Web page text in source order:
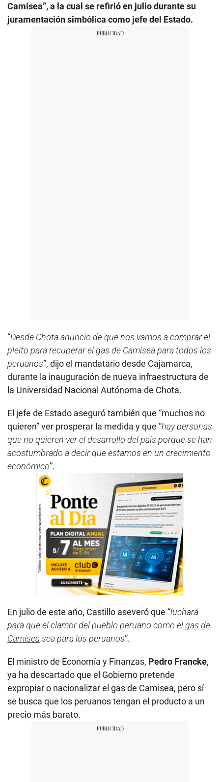
Camisea”, a la cual se refirió en julio durante su
juramentación simbólica como jefe del Estado.
“Desde Chota anuncio de que nos vamos a comprar el
pleito para recuperar el gas de Camisea para todos los
peruanos”, dijo el mandatario desde Cajamarca,
durante la inauguración de nueva infraestructura de
la Universidad Nacional Autónoma de Chota.
El jefe de Estado aseguró también que “muchos no
quieren” ver prosperar la medida y que “hay personas
que no quieren ver el desarrollo del país porque se han
acostumbrado a decir que estamos en un crecimiento
económico”.
En julio de este año, Castillo aseveró que “luchará
para que el clamor del pueblo peruano como elgas de
Camiseasea para los peruanos”.
El ministro de Economía y Finanzas, Pedro Francke,
ya ha descartado que el Gobierno pretende
expropiar o nacionalizar el gas de Camisea, pero sí
se busca que los peruanos tengan el producto a un
precio más barato.